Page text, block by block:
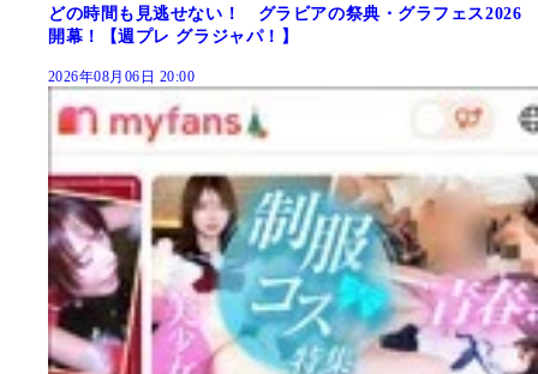
どの時間も見逃せない！ グラビアの祭典・グラフェス2026
開幕！【週プレ グラジャパ！】
2026年08月06日 20:00